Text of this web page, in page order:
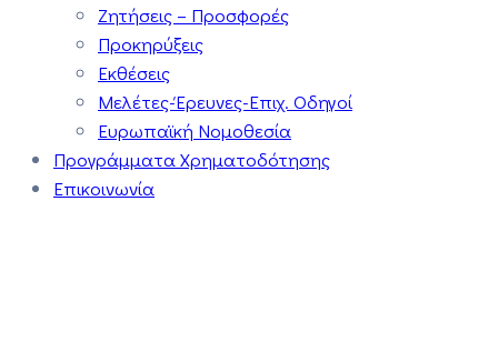
Ζητήσεις – Προσφορές
Προκηρύξεις
Εκθέσεις
Μελέτες-Έρευνες-Επιχ. Οδηγοί
Ευρωπαϊκή Νομοθεσία
Προγράμματα Χρηματοδότησης
Επικοινωνία